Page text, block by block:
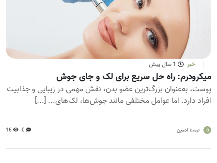
خبر 1 سال پیش
میکرودرم: راه حل سریع برای لک و جای جوش
پوست، به‌عنوان بزرگ‌ترین عضو بدن، نقش مهمی در زیبایی و جذابیت
افراد دارد. اما عوامل مختلفی مانند جوش‌ها، لک‌های... [...]
a توسط ادمین 0
16